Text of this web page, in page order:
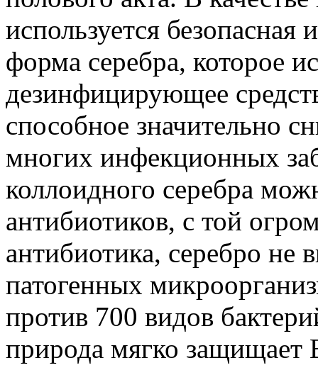
используется
форма серебра, которое
дезинфицирующее
способное значительно
многих инфекционных
коллоидного серебра
антибиотиков, с той
антибиотика, серебро не
патогенных
против 700 видов
природа мягко защищает